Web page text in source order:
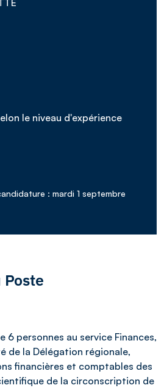
le niveau d'expérience
: mardi 1 septembre
6 personnes au service Finances,
de la Délégation régionale,
financières et comptables des
de la circonscription de